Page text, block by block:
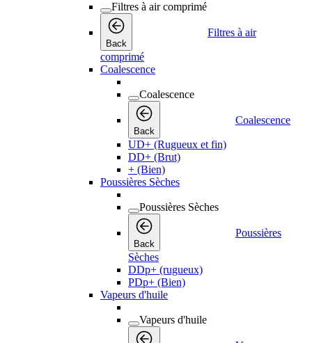
Filtres à air comprimé
Back
Filtres à air
comprimé
Coalescence
Coalescence
Back
Coalescence
UD+ (Rugueux et fin)
DD+ (Brut)
+ (Bien)
Poussières Sèches
Poussières Sèches
Back
Poussières
Sèches
DDp+ (rugueux)
PDp+ (Bien)
Vapeurs d'huile
Vapeurs d'huile